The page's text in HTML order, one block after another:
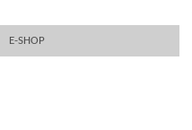
E-SHOP